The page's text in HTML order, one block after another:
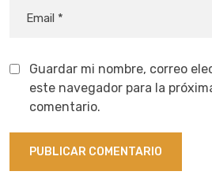
Guardar mi nombre, correo
este navegador para la
comentario.